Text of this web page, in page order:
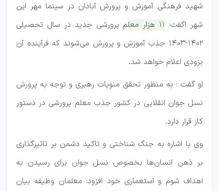
شهید فرهنگی آموزش و پرورش آبادان در سینما مهر این
شهر اگفت:
۱۱ هزار معلم پرورشی جدید در سال تحصیلی
۱۴۰۲-۱۴۰۳ جذب آموزش و پرورش می‌شوند که فرآینده آن
بزودی اعلام خواهد شد.
او گفت : به منظور تحقق منویات رهبری و توجه به پرورش
نسل جوان انقلابی در کشور جذب معلم پرورشی در دستور
کار قرار دارد.
وی با اشاره به جنگ شناختی و تاکید دشمن بر تاثیرگذاری
بر ذهن انسان‌ها بخصوص نسل جوان برای رسیدن به
اهداف شوم و استعماری خود افزود: معلمان وظیفه بیان